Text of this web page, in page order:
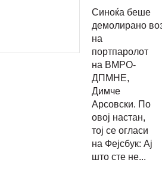
на
на ВМРО-
ДПМНЕ,
Димче
Арсовски
Синоќа беше
демолирано
на
портпаролот
на ВМРО-
ДПМНЕ,
Димче
Арсовски. По
овој настан,
тој се огласи
на Фејсбук: Ај
што сте не...